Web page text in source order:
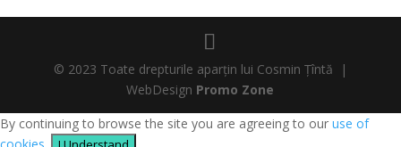
© 2023 Toate drepturile aparțin lui Cosmin Țîntă |
WebDesign Promo Zone
By continuing to browse the site you are agreeing to our use of